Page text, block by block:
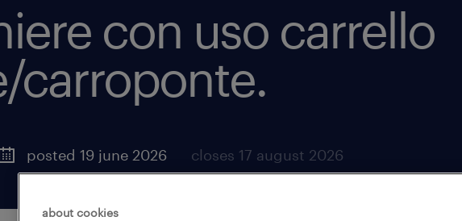
con uso carrello
carroponte.
posted 19 june 2026 closes 17 august 2026
about cookies